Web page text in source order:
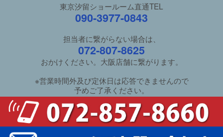
東京汐留ショールーム直通TEL
090-3977-0843
担当者に繋がらない場合は、
072-807-8625
おかけください。大阪店舗に繋がります。
※営業時間外及び定休日は応答できませんので
予めご了承ください。
ご利用ガイド/良くあるご質問
特定商取引法に基づく表示/個人情報保護方針